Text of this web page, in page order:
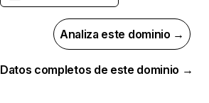
Analiza este dominio →
Datos completos de este dominio →